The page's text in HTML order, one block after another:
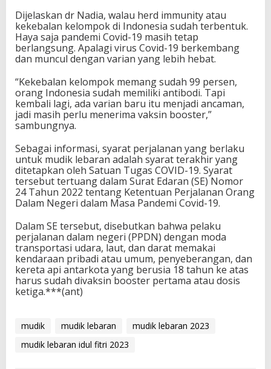
Dijelaskan dr Nadia, walau herd immunity atau
kekebalan kelompok di Indonesia sudah terbentuk.
Haya saja pandemi Covid-19 masih tetap
berlangsung. Apalagi virus Covid-19 berkembang
dan muncul dengan varian yang lebih hebat.
“Kekebalan kelompok memang sudah 99 persen,
orang Indonesia sudah memiliki antibodi. Tapi
kembali lagi, ada varian baru itu menjadi ancaman,
jadi masih perlu menerima vaksin booster,”
sambungnya.
Sebagai informasi, syarat perjalanan yang berlaku
untuk mudik lebaran adalah syarat terakhir yang
ditetapkan oleh Satuan Tugas COVID-19. Syarat
tersebut tertuang dalam Surat Edaran (SE) Nomor
24 Tahun 2022 tentang Ketentuan Perjalanan Orang
Dalam Negeri dalam Masa Pandemi Covid-19.
Dalam SE tersebut, disebutkan bahwa pelaku
perjalanan dalam negeri (PPDN) dengan moda
transportasi udara, laut, dan darat memakai
kendaraan pribadi atau umum, penyeberangan, dan
kereta api antarkota yang berusia 18 tahun ke atas
harus sudah divaksin booster pertama atau dosis
ketiga.***(ant)
mudik mudik lebaran
mudik lebaran 2023
mudik lebaran idul fitri 2023